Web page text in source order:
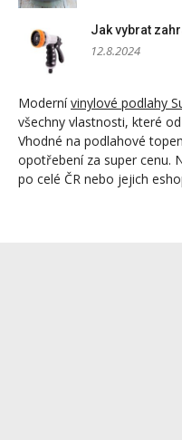
Jak vybrat
12.8.2024
Modernívinylové podlahy
všechny vlastnosti, které
Vhodné na podlahové
opotřebení za super cenu.
po celé ČR nebo jejich